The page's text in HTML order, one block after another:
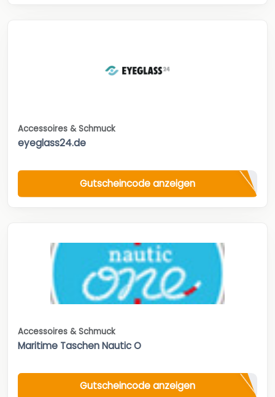
Accessoires & Schmuck
eyeglass24.de
Gutscheincode anzeigen
Accessoires & Schmuck
Maritime Taschen Nautic O
Gutscheincode anzeigen